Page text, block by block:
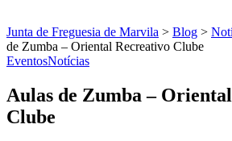
Junta de Freguesia de Marvila > Blog >
de Zumba – Oriental Recreativo Clube
EventosNotícias
Aulas de Zumba –
Clube